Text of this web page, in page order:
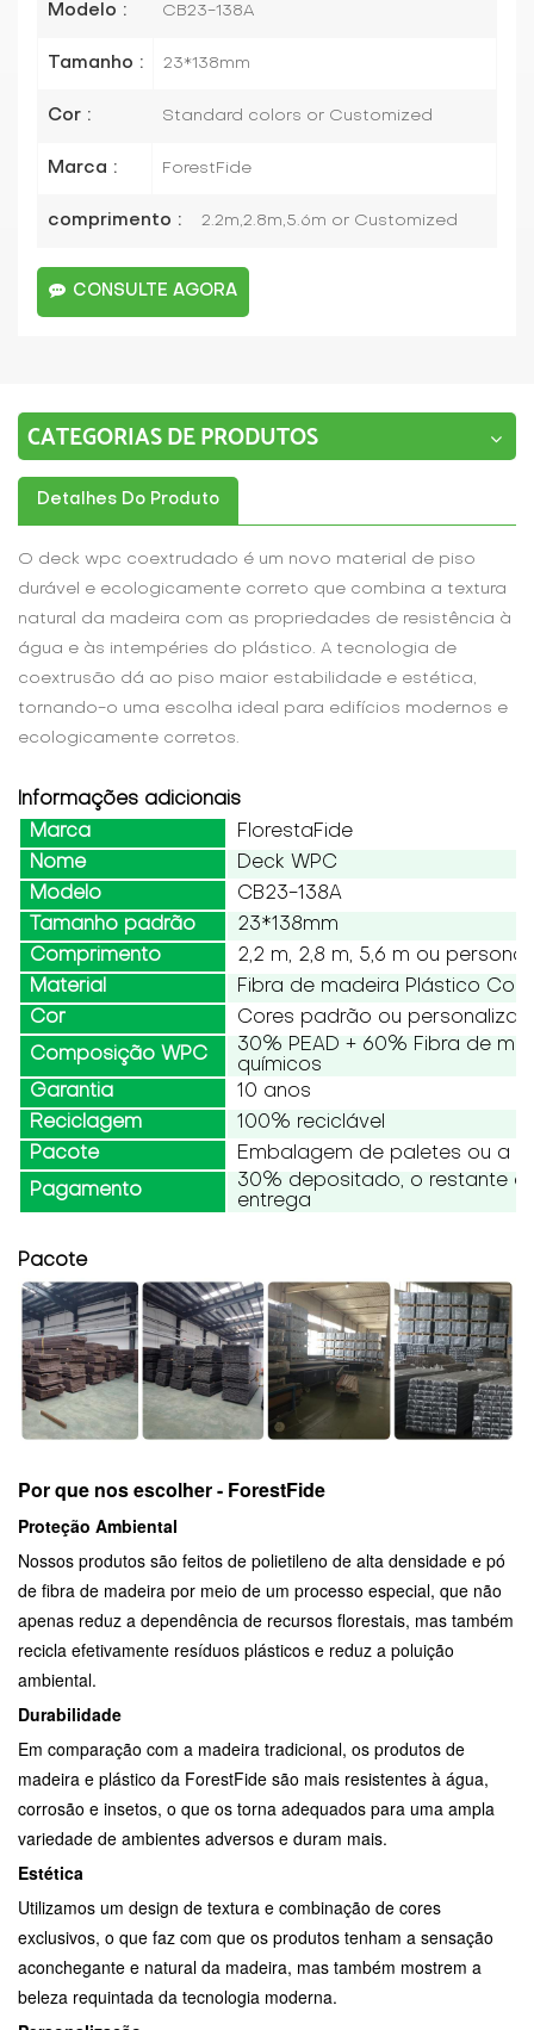
Modelo : CB23-138A
Tamanho : 23*138mm
Cor : Standard colors or Customized
Marca : ForestFide
comprimento : 2.2m,2.8m,5.6m or Customized
CONSULTE AGORA
CATEGORIAS DE PRODUTOS
Detalhes Do Produto
O deck wpc coextrudado é um novo material de piso
durável e ecologicamente correto que combina a textura
natural da madeira com as propriedades de resistência à
água e às intempéries do plástico. A tecnologia de
coextrusão dá ao piso maior estabilidade e estética,
tornando-o uma escolha ideal para edifícios modernos e
ecologicamente corretos.
Informações adicionais
Marca
FlorestaFide
Nome
Deck WPC
Modelo
CB23-138A
Tamanho padrão
23*138mm
Comprimento
2,2 m, 2,8 m, 5,6 m ou
Material
Fibra de madeira Plástico
Cor
Cores padrão ou
Composição WPC
30% PEAD + 60% Fibra de
químicos
Garantia
10 anos
Reciclagem
100% reciclável
Pacote
Embalagem de paletes ou a
Pagamento
30% depositado, o restante
entrega
Pacote
Por que nos escolher - ForestFide
Proteção Ambiental
Nossos produtos são feitos de polietileno de alta densidade e pó
de fibra de madeira por meio de um processo especial, que não
apenas reduz a dependência de recursos florestais, mas também
recicla efetivamente resíduos plásticos e reduz a poluição
ambiental.
Durabilidade
Em comparação com a madeira tradicional, os produtos de
madeira e plástico da ForestFide são mais resistentes à água,
corrosão e insetos, o que os torna adequados para uma ampla
variedade de ambientes adversos e duram mais.
Estética
Utilizamos um design de textura e combinação de cores
exclusivos, o que faz com que os produtos tenham a sensação
aconchegante e natural da madeira, mas também mostrem a
beleza requintada da tecnologia moderna.